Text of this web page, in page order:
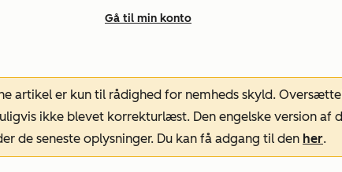
Gå til min konto
artikel er kun til rådighed for nemheds skyld.
ikke blevet korrekturlæst. Den engelske version af
de seneste oplysninger. Du kan få adgang til den her.